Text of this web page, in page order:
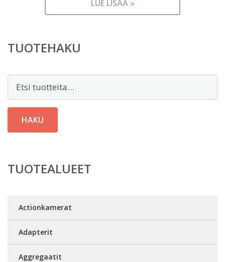
LUE LISÄÄ »
TUOTEHAKU
Etsi:
HAKU
TUOTEALUEET
Actionkamerat
Adapterit
Aggregaatit